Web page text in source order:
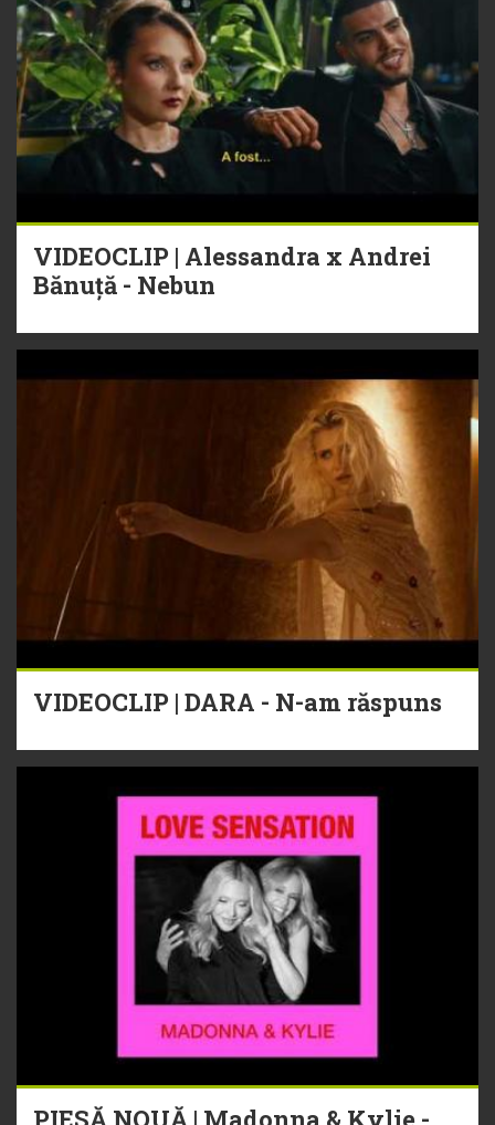
VIDEOCLIP | Alessandra x Andrei
Bănuță - Nebun
VIDEOCLIP | DARA - N-am răspuns
PIESĂ NOUĂ | Madonna & Kylie -